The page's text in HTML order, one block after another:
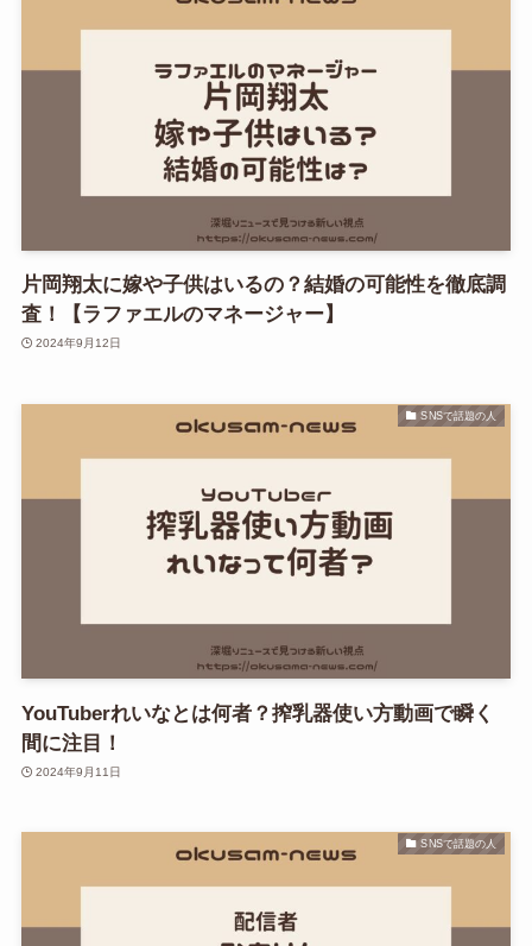
片岡翔太に嫁や子供はいるの？結婚の可能性を徹底調
査！【ラファエルのマネージャー】
2024年9月12日
SNSで話題の人
YouTuberれいなとは何者？搾乳器使い方動画で瞬く
間に注目！
2024年9月11日
SNSで話題の人